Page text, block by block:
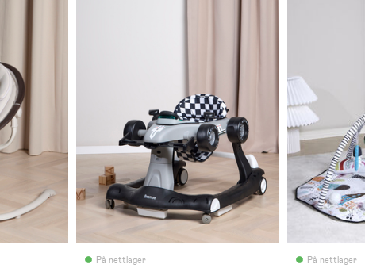
På nettlager På nettlager